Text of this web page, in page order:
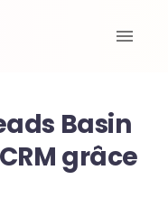
Basin
grâce